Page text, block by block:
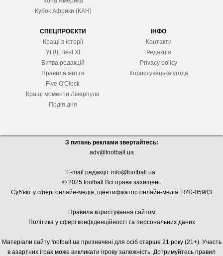
Кубок Африки (КАН)
СПЕЦПРОЄКТИ
Кращі в історії
УПЛ. Best XІ
Битва редакцій
Правила життя
Five O'Clock
Кращі моменти Ліверпуля
Подія дня
ІНФО
Контакти
Редакція
Privacy policy
Користувацька угода
З питань реклами звертайтесь:
adv@football.ua
E-mail редакції: info@football.ua.
© 2025 football Всі права захищені.
Суб'єкт у сфері онлайн-медіа, ідентифікатор онлайн-медіа: R40-05983
Правила користування сайтом
Політика у сфері конфіденційності та персональних даних
Матеріали сайту football.ua призначені для осіб старше 21 року (21+). Участь
в азартних іграх може викликати ігрову залежність. Дотримуйтесь правил